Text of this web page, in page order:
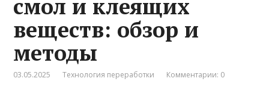
смол и клеящих
веществ: обзор и
методы
03.05.2025 Технология переработки Комментарии: 0